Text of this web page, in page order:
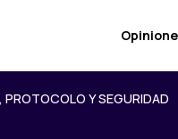
Y SEGURIDAD